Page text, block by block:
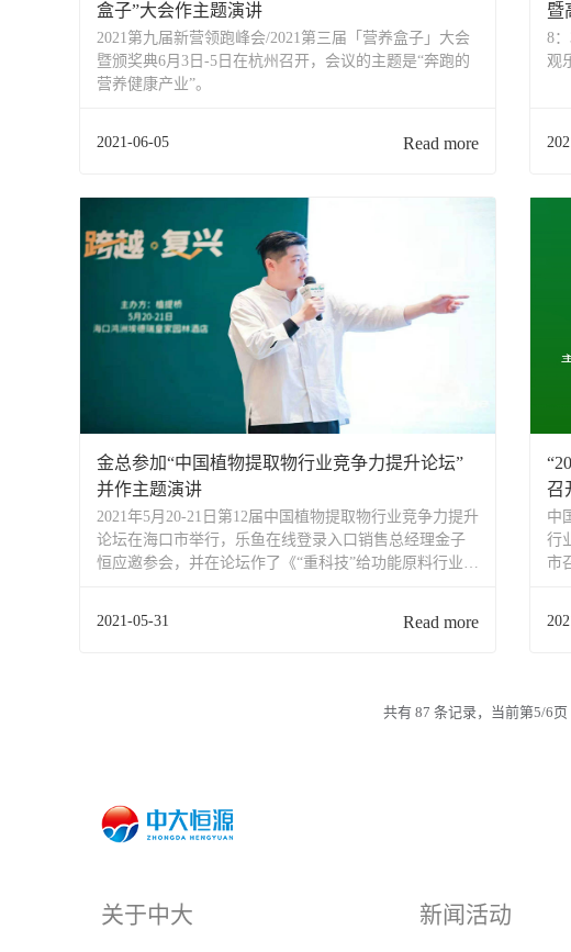
盒子”大会作主题演讲
2021第九届新营领跑峰会/2021第三届「营养盒子」大会
暨颁奖典6月3日-5日在杭州召开，会议的主题是“奔跑的
营养健康产业”。
2021-06-05 Read more
暨
8
观
金总参加“中国植物提取物行业竞争力提升论坛”
并作主题演讲
2021年5月20-21日第12届中国植物提取物行业竞争力提升
论坛在海口市举行，乐鱼在线登录入口销售总经理金子
恒应邀参会，并在论坛作了《“重科技”给功能原料行业带
2021-05-31 Read more
召
中
行
市
共有 87 条记录，当前第5/6页
关于中大 新闻活动